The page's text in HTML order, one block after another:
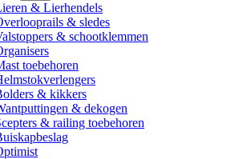
& Lierhendels
& sledes
& schootklemmen
toebehoren
& kikkers
& dekogen
& railing toebehoren